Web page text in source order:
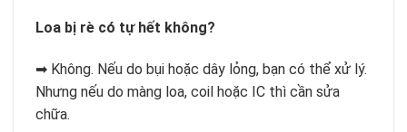
Loa bị rè có tự hết không?
➡ Không. Nếu do bụi hoặc dây lỏng, bạn có thể xử lý.
Nhưng nếu do màng loa, coil hoặc IC thì cần sửa
chữa.